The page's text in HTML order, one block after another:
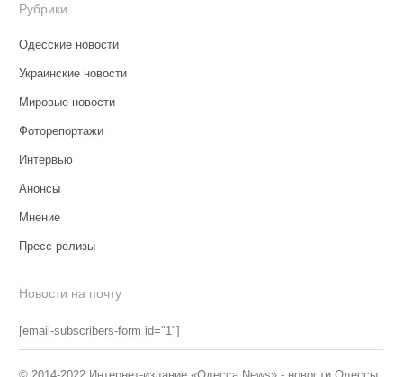
Рубрики
Одесские новости
Украинские новости
Мировые новости
Фоторепортажи
Интервью
Анонсы
Мнение
Пресс-релизы
Новости на почту
[email-subscribers-form id="1"]